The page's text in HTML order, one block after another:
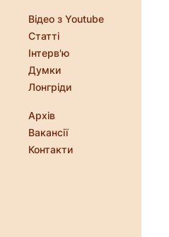
Відео з Youtube
Статті
Інтерв'ю
Думки
Лонгріди
Архів
Вакансії
Контакти